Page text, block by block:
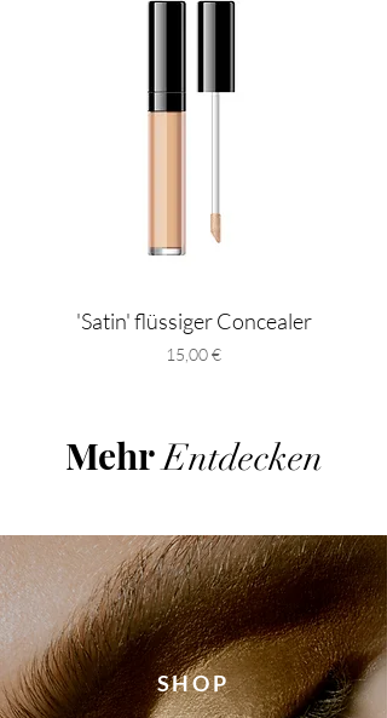
'Satin' flüssiger Concealer
Preis
15,00 €
MehrEntdecken
SHOP